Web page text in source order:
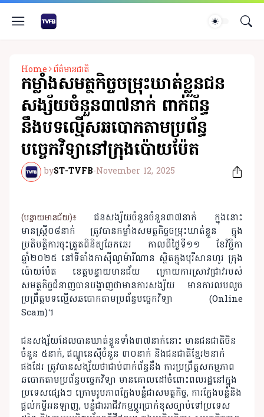
Home ព័ត៌មានជាតិ
កម្លាំងសមត្ថកិច្ចចម្រុះឃាត់ខ្លួនជន
សង្ស័យចំនួន៣៧នាក់ ពាក់ព័ន្ធ
នឹងបទល្មើសឆបោកតាមប្រព័ន្ធ
បច្ចេកវិទ្យានៅក្រុងប៉ោយប៉ែត
byST-TVFB-November 12, 2025
(បន្ទាយមានជ័យ)៖
ជនសង្ស័យចំនួនចំនួន៣៧នាក់ ក្នុងនោះ
មានស្រ្តី០៨នាក់ ត្រូវបានកម្លាំងសមត្ថកិច្ចចម្រុះឃាត់ខ្លួន ក្នុង
ប្រតិបត្តិការចុះត្រួតពិនិត្យឆែកឆេរ កាលពីថ្ងៃទី១១ ខែវិច្ឆិកា
ឆ្នាំ២០២៥ នៅទីតាំងកាស៊ីណូម៉ារីណាន ស្ថិតក្នុងបុរីសានហូរ ក្រុង
ប៉ោយប៉ែត ខេត្តបន្ទាយមានជ័យ ក្រោយការស្រាវជ្រាវរបស់
សមត្ថកិច្ចជំនាញបានបង្ហាញថាមានការសង្ស័យ មានការលបលួច
ប្រព្រឹត្តបទល្មើសឆបោកតាមប្រព័ន្ធបច្ចេកវិទ្យា (Online
Scam)។
ជនសង្ស័យដែលបានឃាត់ខ្លួនទាំង៣៧នាក់នោះ មានជនជាតិចិន
ចំនួន ៥នាក់, ឥណ្ឌូនេស៊ីចំនួន ៣០នាក់ និងជនជាតិខ្មែរ២នាក់
ផងដែរ ត្រូវបានសង្ស័យថាជាប់ពាក់ព័ន្ធនឹង ការប្រព្រឹត្តសកម្មភាព
ឆបោកតាមប្រព័ន្ធបច្ចេកវិទ្យា មានគោលដៅចំពោះពលរដ្ឋនៅក្នុង
ប្រទេសផ្សេងៗ ក្រោមរូបភាពក្លែងបន្លំជាសមត្ថកិច្ច, ការក្លែងបន្លំនិង
ផ្តល់កម្ចីអនឡាញ, បន្លំជាអាជីវកម្មប្តូរប្រាក់ខុសច្បាប់ទៅប្រទេស